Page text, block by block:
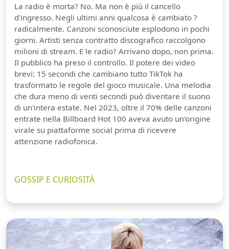
La radio è morta? No. Ma non è più il cancello
d'ingresso. Negli ultimi anni qualcosa è cambiato ?
radicalmente. Canzoni sconosciute esplodono in pochi
giorni. Artisti senza contratto discografico raccolgono
milioni di stream. E le radio? Arrivano dopo, non prima.
Il pubblico ha preso il controllo. Il potere dei video
brevi: 15 secondi che cambiano tutto TikTok ha
trasformato le regole del gioco musicale. Una melodia
che dura meno di venti secondi può diventare il suono
di un'intera estate. Nel 2023, oltre il 70% delle canzoni
entrate nella Billboard Hot 100 aveva avuto un'origine
virale su piattaforme social prima di ricevere
attenzione radiofonica.
GOSSIP E CURIOSITÀ